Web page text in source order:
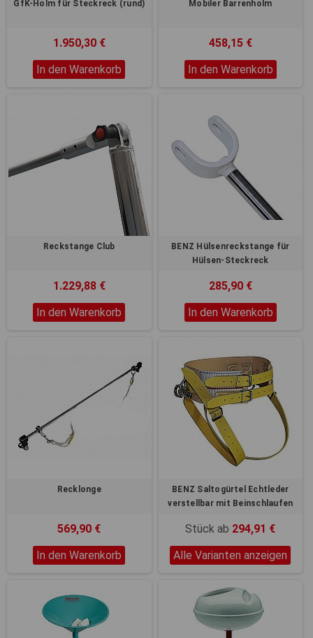
GfK-Holm für Steckreck (rund)
1.950,30 €
In den Warenkorb
Mobiler Barrenholm
458,15 €
In den Warenkorb
Reckstange Club
1.229,88 €
In den Warenkorb
BENZ Hülsenreckstange für
Hülsen-Steckreck
285,90 €
In den Warenkorb
Recklonge
569,90 €
In den Warenkorb
BENZ Saltogürtel Echtleder
verstellbar mit Beinschlaufen
Stück ab 294,91 €
Alle Varianten anzeigen